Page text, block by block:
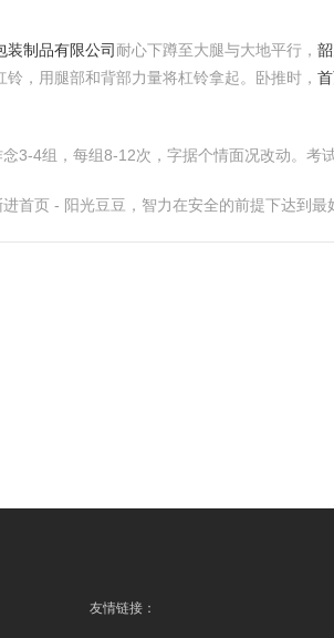
装制品有限公司 耐心下蹲至大腿与大地平行，
铃，用腿部和背部力量将杠铃拿起。卧推时，
3-4组，每组8-12次，字据个情面况改动。考
首页 - 阳光豆豆，智力在安全的前提下达到最
友情链接：